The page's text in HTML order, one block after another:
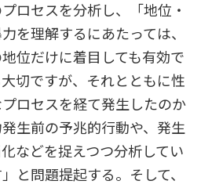
ロセスを分析し、「地位・
を理解するにあたっては、
位だけに着目しても有効で
切ですが、それとともに性
ロセスを経て発生したのか
生前の予兆的行動や、発生
などを捉えつつ分析してい
と問題提起する。そして、